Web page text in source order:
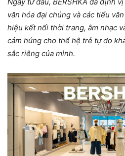
văn hóa đại chúng và các tiểu
hiệu kết nối thời trang, âm nhạc
cảm hứng cho thế hệ trẻ tự do
sắc riêng của mình.